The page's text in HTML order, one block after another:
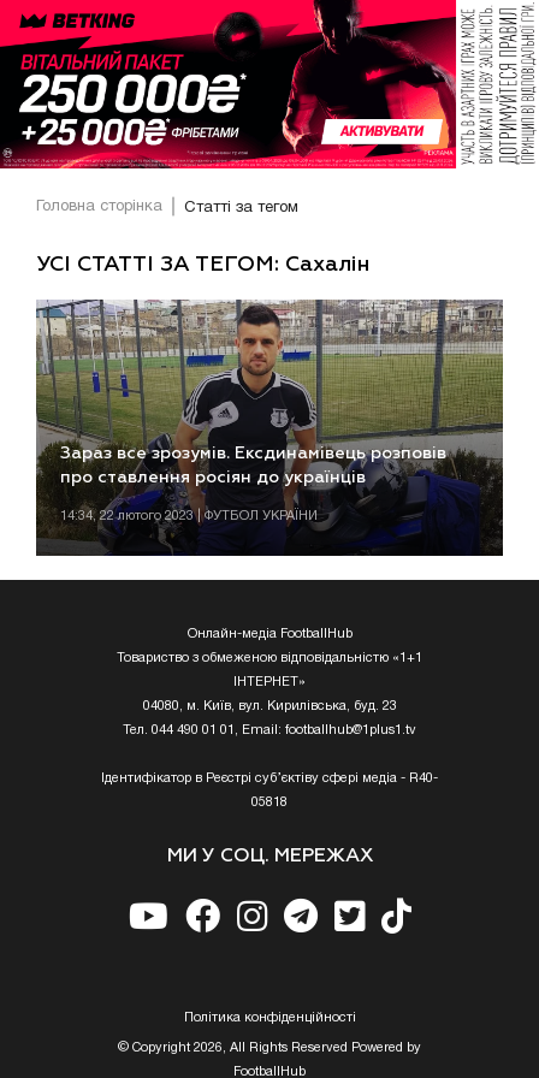
Головна сторінка Статті за тегом
УСІ СТАТТІ ЗА ТЕГОМ: Сахалін
Зараз все зрозумів. Ексдинамівець розповів
про ставлення росіян до українців
14:34, 22 лютого 2023 | ФУТБОЛ УКРАЇНИ
Онлайн-медіа FootballHub
Товариство з обмеженою відповідальністю «1+1
ІНТЕРНЕТ»
04080, м. Київ, вул. Кирилівська, буд. 23
Тел. 044 490 01 01, Email: footballhub@1plus1.tv
Ідентифікатор в Реєстрі суб’єктіву сфері медіа - R40-
05818
МИ У СОЦ. МЕРЕЖАХ
Полiтика конфiденцiйностi
© Copyright 2026, All Rights Reserved Powered by
FootballHub